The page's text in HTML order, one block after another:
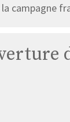
campagne